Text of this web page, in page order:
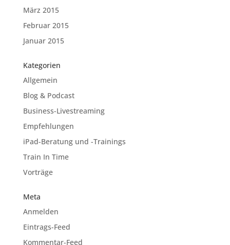
März 2015
Februar 2015
Januar 2015
Kategorien
Allgemein
Blog & Podcast
Business-Livestreaming
Empfehlungen
iPad-Beratung und -Trainings
Train In Time
Vorträge
Meta
Anmelden
Eintrags-Feed
Kommentar-Feed